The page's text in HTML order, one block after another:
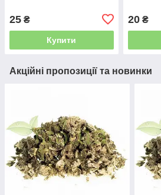
25 ₴
Купити
20₴
Акційні пропозиції та новинки